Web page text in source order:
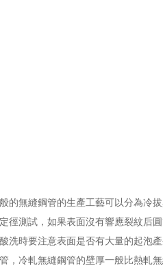
的無縫鋼管的生產工藝可以分為冷
徑測試，如果表面沒有響應裂紋后
洗時要注意表面是否有大量的起泡
，冷軋無縫鋼管的壁厚一般比熱軋